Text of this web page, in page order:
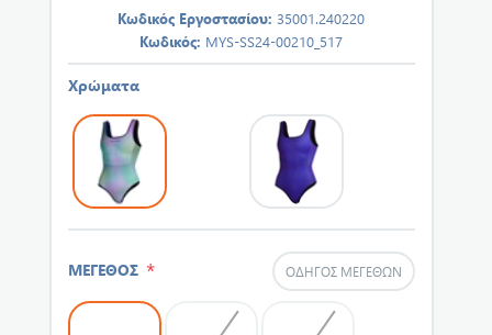
Κωδικός Εργοστασίου: 35001.240220
Κωδικός: MYS-SS24-00210_517
Χρώματα
ΜΕΓΕΘΟΣ * ΟΔΗΓΌΣ ΜΕΓΕΘΏΝ